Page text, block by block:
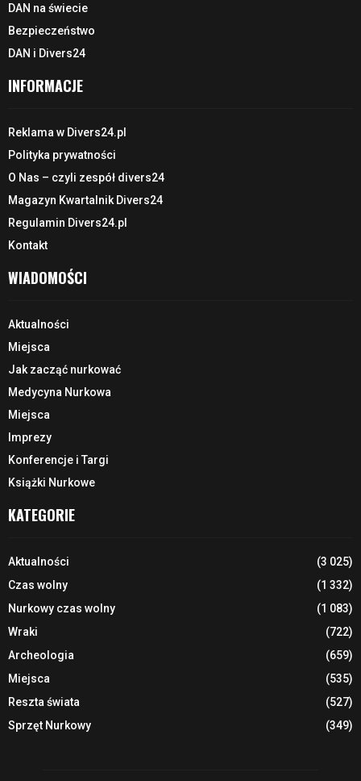
DAN na świecie
Bezpieczeństwo
DAN i Divers24
INFORMACJE
Reklama w Divers24.pl
Polityka prywatności
O Nas – czyli zespół divers24
Magazyn Kwartalnik Divers24
Regulamin Divers24.pl
Kontakt
WIADOMOŚCI
Aktualności
Miejsca
Jak zacząć nurkować
Medycyna Nurkowa
Miejsca
Imprezy
Konferencje i Targi
Książki Nurkowe
KATEGORIE
Aktualności
(3 025)
Czas wolny
(1 332)
Nurkowy czas wolny
(1 083)
Wraki
(722)
Archeologia
(659)
Miejsca
(535)
Reszta świata
(527)
Sprzęt Nurkowy
(349)